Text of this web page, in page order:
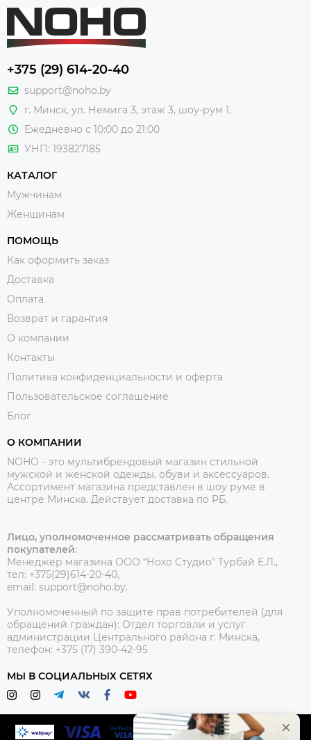
+375 (29) 614-20-40
support@noho.by
г. Минск, ул. Немига 3, этаж 3, шоу-рум 1.
Ежедневно с 10:00 до 21:00
УНП: 193827185
КАТАЛОГ
Мужчинам
Женщинам
ПОМОЩЬ
Как оформить заказ
Доставка
Оплата
Возврат и гарантия
О компании
Контакты
Политика конфиденциальности и оферта
Пользовательское соглашение
Блог
О КОМПАНИИ
NOHO - это мультибрендовый магазин стильной
мужской и женской одежды, обуви и аксессуаров.
Ассортимент магазина представлен в шоу руме в
центре Минска. Действует доставка по РБ.
Лицо, уполномоченное рассматривать обращения
покупателей:
Менеджер магазина ООО “Нохо Студио” Турбай Е.Л.,
тел: +375(29)614-20-40,
email: support@noho.by.
Уполномоченный по защите прав потребителей (для
обращений граждан): Отдел торговли и услуг
администрации Центрального района г. Минска,
телефон: +375 (17) 390-42-95
МЫ В СОЦИАЛЬНЫХ СЕТЯХ